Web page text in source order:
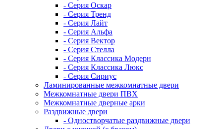
- Серия Оскар
- Серия Тренд
- Серия Лайт
- Серия Альфа
- Серия Вектор
- Серия Стелла
- Серия Классика Модерн
- Серия Классика Люкс
- Серия Сириус
Ламинированные межкомнатные двери
Межкомнатные двери ПВХ
Межкомнатные дверные арки
Раздвижные двери
- Одностворчатые раздвижные двери